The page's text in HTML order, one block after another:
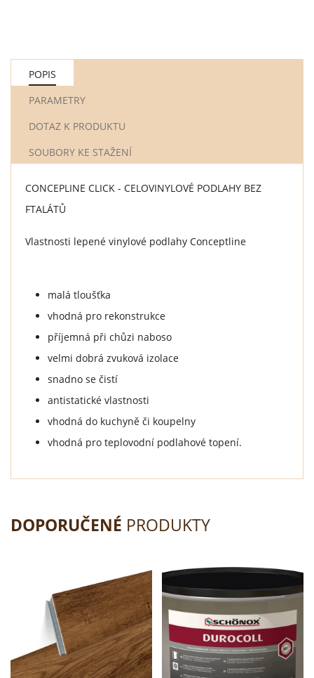
POPIS
PARAMETRY
DOTAZ K PRODUKTU
SOUBORY KE STAŽENÍ
CONCEPLINE CLICK - CELOVINYLOVÉ PODLAHY BEZ
FTALÁTŮ
Vlastnosti lepené vinylové podlahy Conceptline
malá tloušťka
vhodná pro rekonstrukce
příjemná při chůzi naboso
velmi dobrá zvuková izolace
snadno se čistí
antistatické vlastnosti
vhodná do kuchyně či koupelny
vhodná pro teplovodní podlahové topení.
DOPORUČENÉ PRODUKTY